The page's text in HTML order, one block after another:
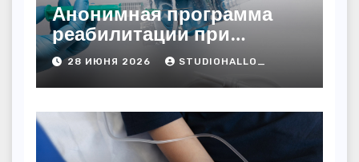
Анонимная программа
реабилитации при
алкогольной зависимости
с персональным
подходом и
лицензированными
врачами
28 ИЮНЯ 2026 STUDIOHALLO_